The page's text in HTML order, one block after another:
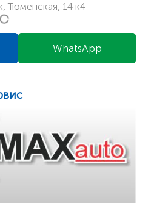
Тюменская, 14 к4
WhatsApp